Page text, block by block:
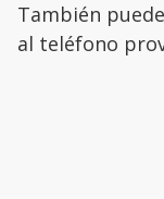
También
al teléfono